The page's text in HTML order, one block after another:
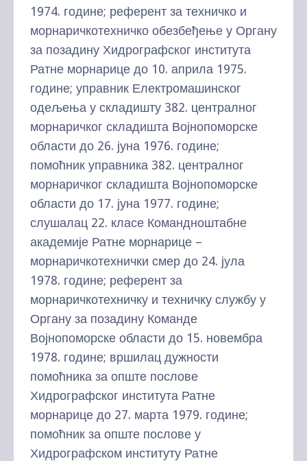
1974. године; референт за техничко и
морнаричкотехничко обезбеђење у Органу
за позадину Хидрографског института
Ратне морнарице до 10. априла 1975.
године; управник Електромашинског
одељења у складишту 382. централног
морнаричког складишта Војнопоморске
области до 26. јуна 1976. године;
помоћник управника 382. централног
морнаричког складишта Војнопоморске
области до 17. јуна 1977. године;
слушалац 22. класе Командноштабне
академије Ратне морнарице –
морнаричкотехнички смер до 24. јула
1978. године; референт за
морнаричкотехничку и техничку службу у
Органу за позадину Команде
Војнопоморске области до 15. новембра
1978. године; вршилац дужности
помоћника за опште послове
Хидрографског института Ратне
морнарице до 27. марта 1979. године;
помоћник за опште послове у
Хидрографском институту Ратне